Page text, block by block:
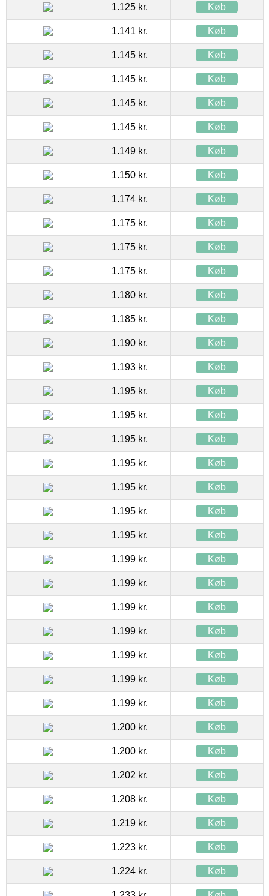
1.125 kr. Køb
1.141 kr. Køb
1.145 kr. Køb
1.145 kr. Køb
1.145 kr. Køb
1.145 kr. Køb
1.149 kr. Køb
1.150 kr. Køb
1.174 kr. Køb
1.175 kr. Køb
1.175 kr. Køb
1.175 kr. Køb
1.180 kr. Køb
1.185 kr. Køb
1.190 kr. Køb
1.193 kr. Køb
1.195 kr. Køb
1.195 kr. Køb
1.195 kr. Køb
1.195 kr. Køb
1.195 kr. Køb
1.195 kr. Køb
1.195 kr. Køb
1.199 kr. Køb
1.199 kr. Køb
1.199 kr. Køb
1.199 kr. Køb
1.199 kr. Køb
1.199 kr. Køb
1.199 kr. Køb
1.200 kr. Køb
1.200 kr. Køb
1.202 kr. Køb
1.208 kr. Køb
1.219 kr. Køb
1.223 kr. Køb
1.224 kr. Køb